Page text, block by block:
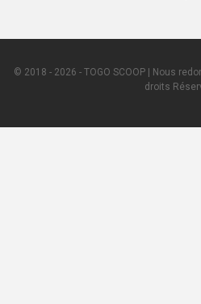
© 2018 - 2026 - TOGO SCOOP | Nous
droits